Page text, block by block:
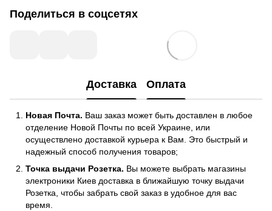
Поделиться в соцсетях
Доставка Оплата
Новая Почта. Ваш заказ может быть доставлен в любое
отделение Новой Почты по всей Украине, или
осуществлено доставкой курьера к Вам. Это быстрый и
надежный способ получения товаров;
Точка выдачи Розетка. Вы можете выбрать магазины
электроники Киев доставка в ближайшую точку выдачи
Розетка, чтобы забрать свой заказ в удобное для вас
время.